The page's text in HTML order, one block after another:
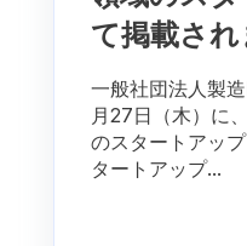
て掲載され
一般社団法人製
月27日（木）に
のスタートアッ
タートアップ...